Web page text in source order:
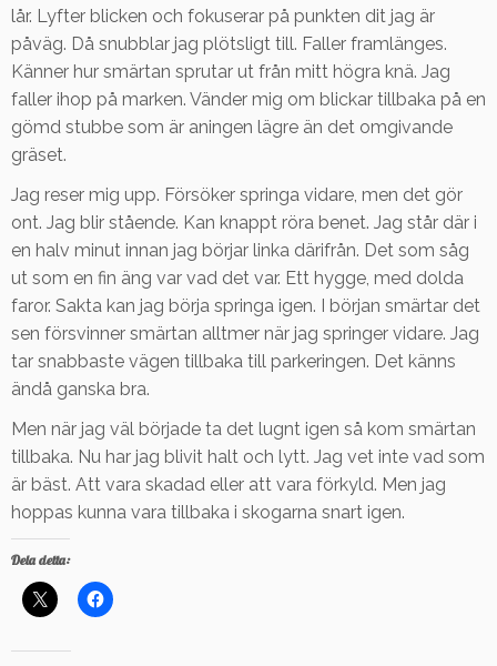
lår. Lyfter blicken och fokuserar på punkten dit jag är
påväg. Då snubblar jag plötsligt till. Faller framlänges.
Känner hur smärtan sprutar ut från mitt högra knä. Jag
faller ihop på marken. Vänder mig om blickar tillbaka på en
gömd stubbe som är aningen lägre än det omgivande
gräset.
Jag reser mig upp. Försöker springa vidare, men det gör
ont. Jag blir stående. Kan knappt röra benet. Jag står där i
en halv minut innan jag börjar linka därifrån. Det som såg
ut som en fin äng var vad det var. Ett hygge, med dolda
faror. Sakta kan jag börja springa igen. I början smärtar det
sen försvinner smärtan alltmer när jag springer vidare. Jag
tar snabbaste vägen tillbaka till parkeringen. Det känns
ändå ganska bra.
Men när jag väl började ta det lugnt igen så kom smärtan
tillbaka. Nu har jag blivit halt och lytt. Jag vet inte vad som
är bäst. Att vara skadad eller att vara förkyld. Men jag
hoppas kunna vara tillbaka i skogarna snart igen.
Dela detta: